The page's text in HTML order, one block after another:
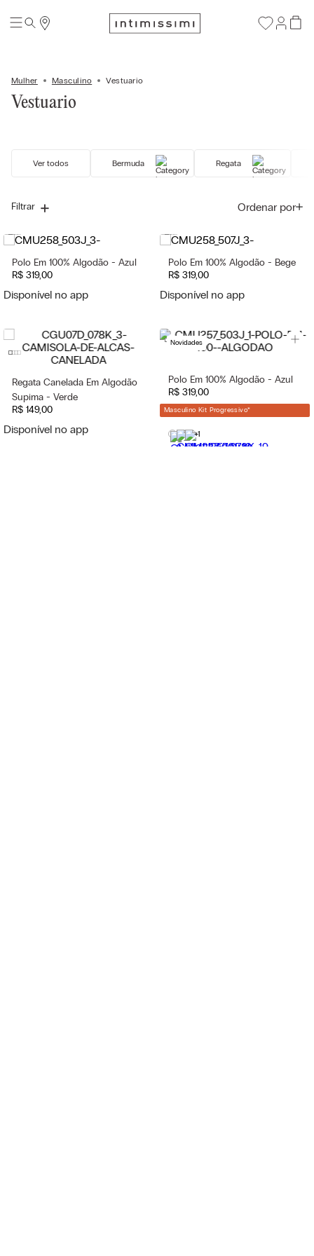
Mulher Masculino Vestuario
Vestuario
Ver todos Bermuda Regata
Filtrar Ordenar por
Polo Em 100% Algodão - Azul
R$ 319,00
Disponível no app
Polo Em 100% Algodão - Bege
R$ 319,00
Disponível no app
Regata Canelada Em Algodão
Supima - Verde
R$ 149,00
Disponível no app
Novidades
Polo Em 100% Algodão - Azul
R$ 319,00
Masculino Kit Progressivo*
+1